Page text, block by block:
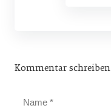
Kommentar schreiben